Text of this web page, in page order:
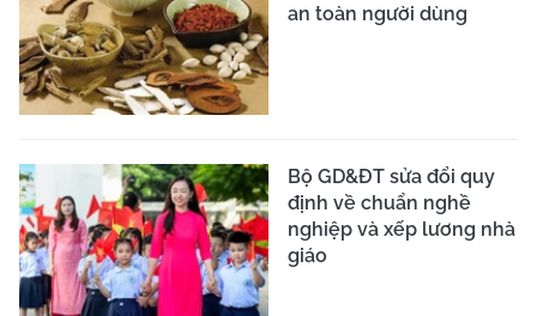
an toàn người dùng
Bộ GD&ĐT sửa đổi quy
định về chuẩn nghề
nghiệp và xếp lương nhà
giáo